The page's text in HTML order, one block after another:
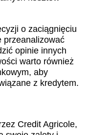
o zaciągnięciu
przeanalizować
opinie innych
warto również
aby
z kredytem.
Credit Agricole,